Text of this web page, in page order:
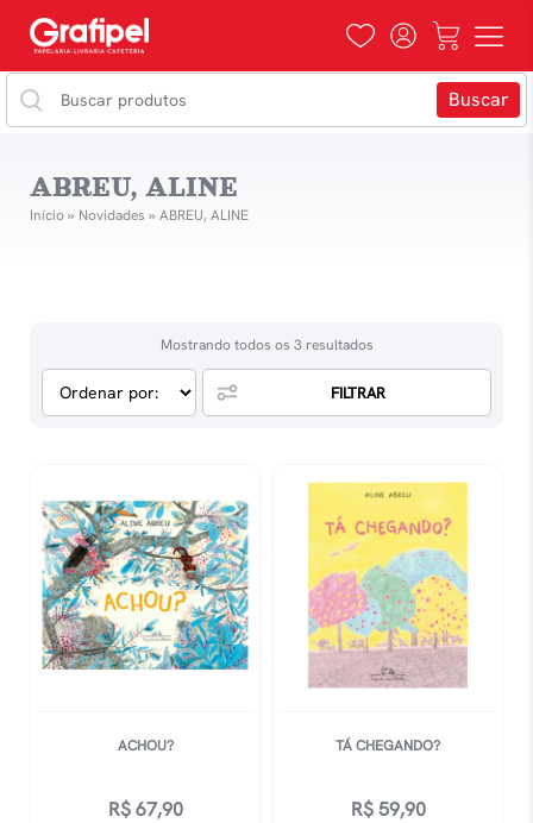
ABREU, ALINE
Início» Novidades » ABREU, ALINE
Mostrando todos os 3 resultados
FILTRAR
ACHOU?
R$67,90
TÁ CHEGANDO?
R$59,90